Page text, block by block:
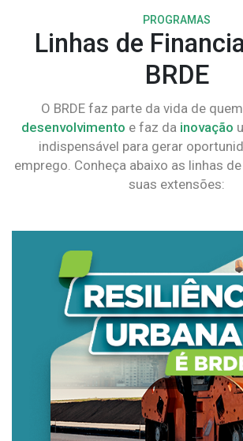
PROGRAMAS
Linhas de
BRDE
O BRDE faz parte da vida de
desenvolvimento e faz da inovação
indispensável para gerar
emprego. Conheça abaixo as linhas
suas extensões: